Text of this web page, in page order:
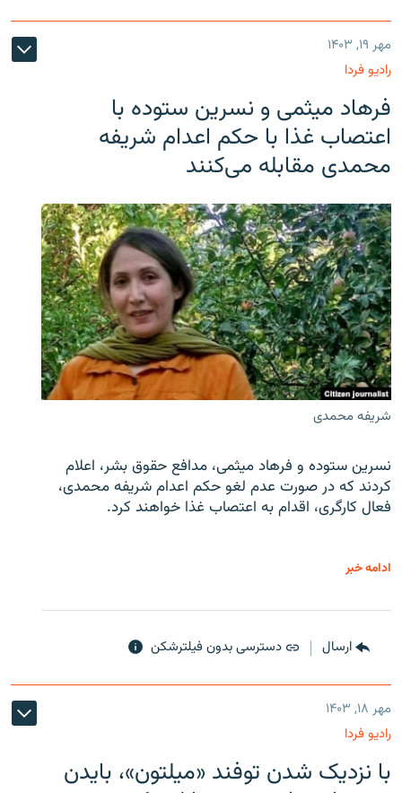
مهر ۱۹, ۱۴۰۳
رادیو فردا
فرهاد میثمی و نسرین ستوده با
اعتصاب غذا با حکم اعدام شریفه
محمدی مقابله می‌کنند
شریفه محمدی
نسرین ستوده و فرهاد میثمی، مدافع حقوق بشر، اعلام
کردند که در صورت عدم لغو حکم اعدام شریفه محمدی،
فعال کارگری، اقدام به اعتصاب غذا خواهند کرد.
ادامه خبر
ارسال دسترسی بدون فیلترشکن
مهر ۱۸, ۱۴۰۳
رادیو فردا
با نزدیک شدن توفند «میلتون»، بایدن